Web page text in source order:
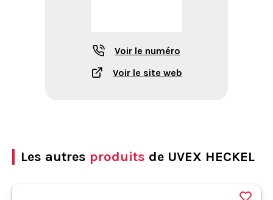
Voir le numéro
Voir le site web
Les autres produits de UVEX HECKEL